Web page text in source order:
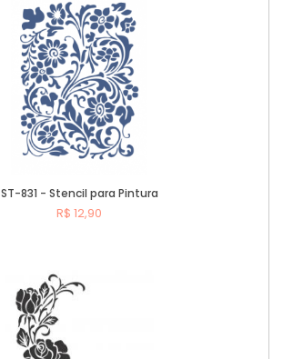
ST-831 - Stencil para Pintura
R$ 12,90